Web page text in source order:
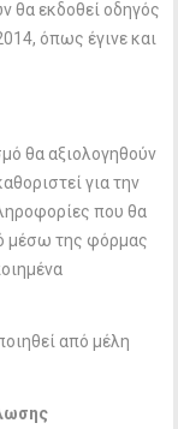
θα εκδοθεί οδηγός
όπως έγινε και
θα αξιολογηθούν
για την
που θα
μέσω της φόρμας
από μέλη